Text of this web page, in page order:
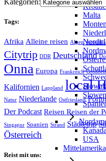
Malta
USA
Tags:
Afrika Alleine reisen Alpen Amerika
Citytrip DDR Deutschland
Onna Europa Frankreich
Kalifornien Lappland local
Natur Niederlande Ostfriesland
Der Podcast Reisen Reisen der
Singapur Spanien Strand Städtetrip
Österreich
Reist mit uns: